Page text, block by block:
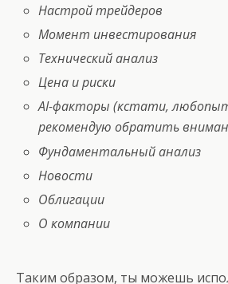
Настрой трейдеров
Момент инвестирования
Технический анализ
Цена и риски
AI-факторы (кстати,
рекомендую обратить
Фундаментальный анализ
Новости
Облигации
О компании
Таким образом, ты можешь